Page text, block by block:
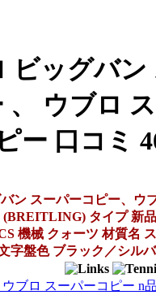
ビッグバン
、 ウブロ
ピー 口コミ
ン スーパーコピー、ウ
(BREITLING) タイプ 新
機械 クォーツ 材質名
字盤色 ブラック／シル
ウブロ スーパーコピー n